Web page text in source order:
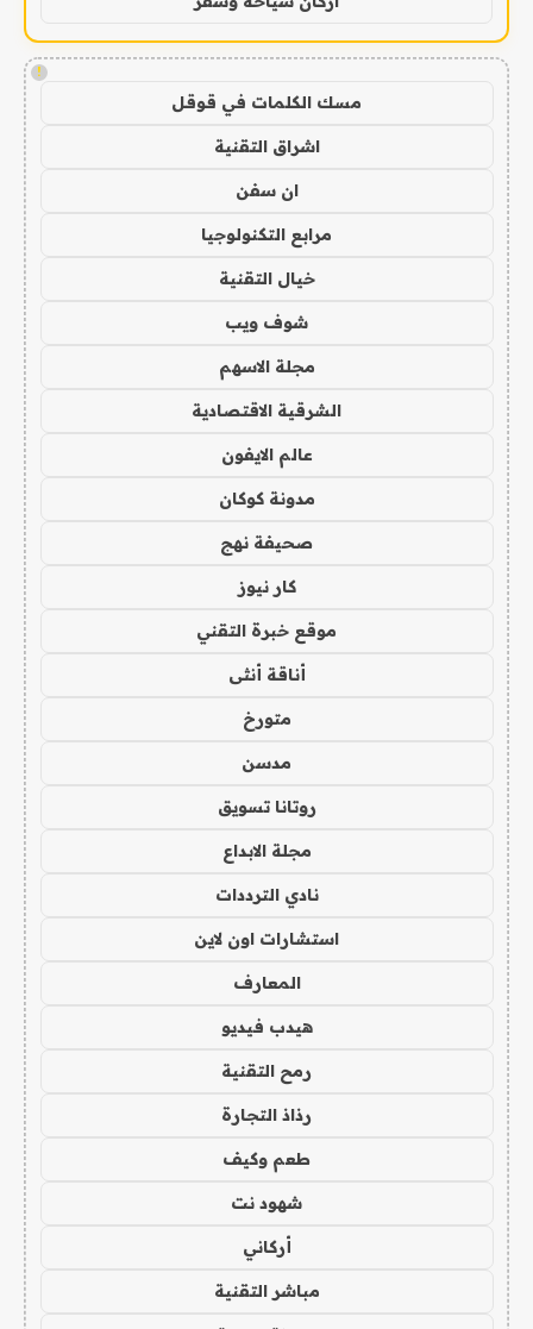
!
مسك الكلمات في قوقل
اشراق التقنية
ان سفن
مرابع التكنولوجيا
خيال التقنية
شوف ويب
مجلة الاسهم
الشرقية الاقتصادية
عالم الايفون
مدونة كوكان
صحيفة نهج
كار نيوز
موقع خبرة التقني
أناقة أنثى
متورخ
مدسن
روتانا تسويق
مجلة الابداع
نادي الترددات
استشارات اون لاين
المعارف
هيدب فيديو
رمح التقنية
رذاذ التجارة
طعم وكيف
شهود نت
أركاني
مباشر التقنية